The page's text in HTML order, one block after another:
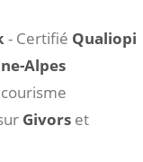
- Certifié Qualiopi
Alpes
Givors et